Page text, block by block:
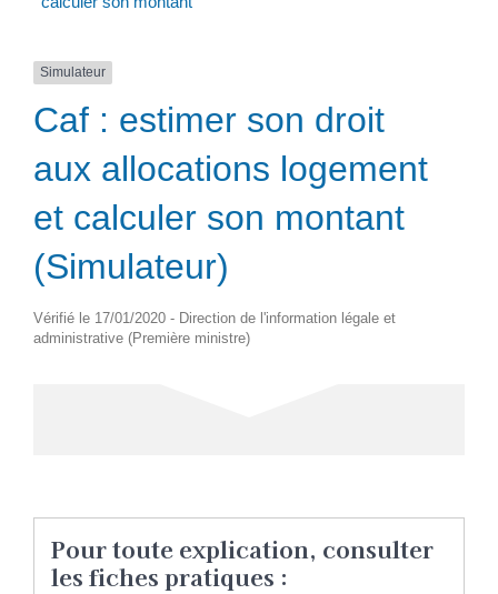
Simulateur
Caf : estimer son droit
aux allocations logement
et calculer son montant
(Simulateur)
Vérifié le 17/01/2020 - Direction de l'information légale et
administrative (Première ministre)
Pour toute explication, consulter
les fiches pratiques :